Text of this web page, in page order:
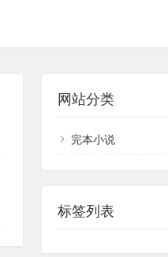
网站分类
完本小说
标签列表